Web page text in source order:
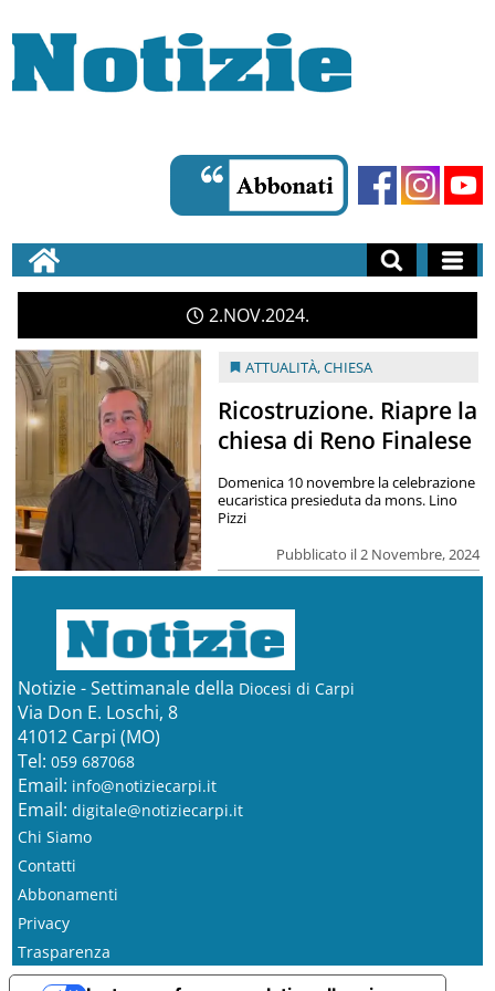
2 NOV 2024
ATTUALITÀ,CHIESA
Ricostruzione. Riapre la
chiesa di Reno Finalese
Pubblicato il 2 Novembre, 2024
Domenica 10 novembre la celebrazione
eucaristica presieduta da mons. Lino
Pizzi
Notizie - Settimanale della Diocesi di Carpi
Via Don E. Loschi, 8
41012 Carpi (MO)
Tel: 059 687068
Email: info@notiziecarpi.it
Email: digitale@notiziecarpi.it
Chi Siamo
Contatti
Abbonamenti
Privacy
Trasparenza